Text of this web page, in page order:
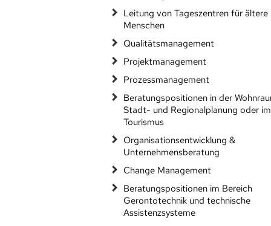
Leitung von Tageszentren für ältere
Menschen
Qualitätsmanagement
Projektmanagement
Prozessmanagement
Beratungspositionen in der
Stadt- und Regionalplanung oder im
Tourismus
Organisationsentwicklung &
Unternehmensberatung
Change Management
Beratungspositionen im Bereich
Gerontotechnik und technische
Assistenzsysteme